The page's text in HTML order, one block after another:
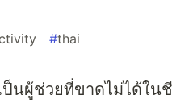
#thai
ป็นผู้ช่วยที่ขาดไม่ได้ใน